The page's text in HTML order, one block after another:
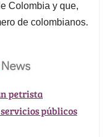
Colombia y que,
de colombianos.
petrista
públicos